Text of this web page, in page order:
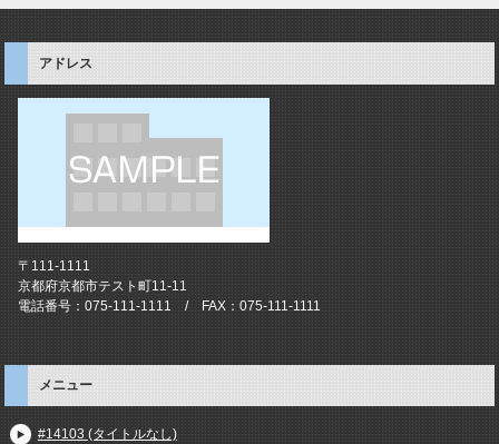
アドレス
〒111-1111
京都府京都市テスト町11-11
電話番号：075-111-1111 / FAX：075-111-1111
メニュー
#14103 (タイトルなし)